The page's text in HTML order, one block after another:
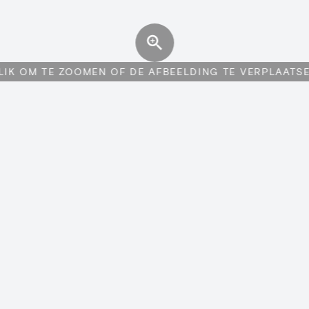
OM TE ZOOMEN OF DE AFBEELDING TE